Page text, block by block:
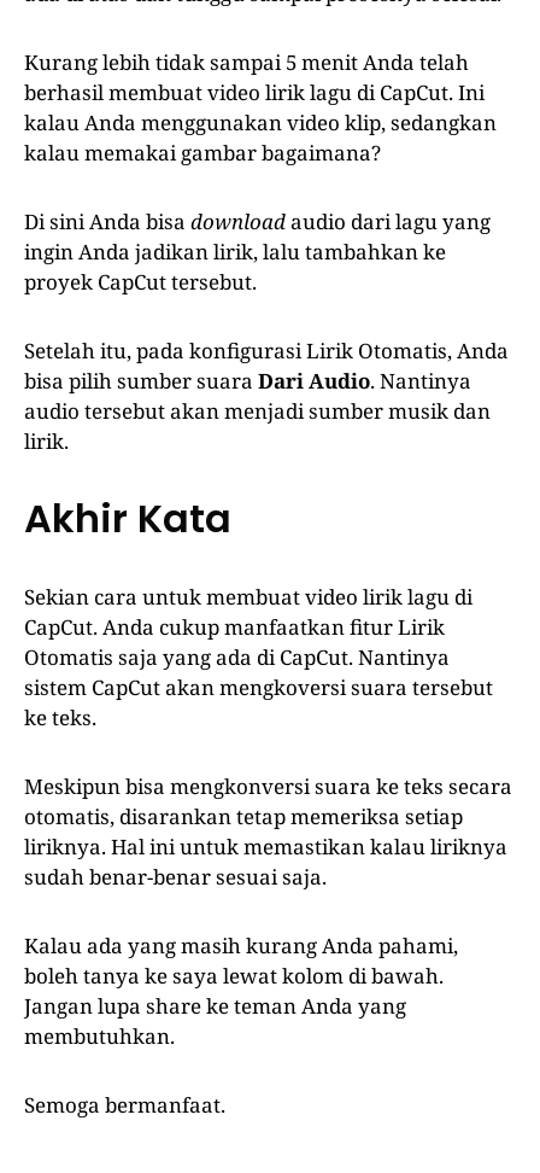
Kurang lebih tidak sampai 5 menit Anda telah
berhasil membuat video lirik lagu di CapCut. Ini
kalau Anda menggunakan video klip, sedangkan
kalau memakai gambar bagaimana?
Di sini Anda bisa downloadaudio dari lagu yang
ingin Anda jadikan lirik, lalu tambahkan ke
proyek CapCut tersebut.
Setelah itu, pada konfigurasi Lirik Otomatis, Anda
bisa pilih sumber suara Dari Audio. Nantinya
audio tersebut akan menjadi sumber musik dan
lirik.
Akhir Kata
Sekian cara untuk membuat video lirik lagu di
CapCut. Anda cukup manfaatkan fitur Lirik
Otomatis saja yang ada di CapCut. Nantinya
sistem CapCut akan mengkoversi suara tersebut
ke teks.
Meskipun bisa mengkonversi suara ke teks secara
otomatis, disarankan tetap memeriksa setiap
liriknya. Hal ini untuk memastikan kalau liriknya
sudah benar-benar sesuai saja.
Kalau ada yang masih kurang Anda pahami,
boleh tanya ke saya lewat kolom di bawah.
Jangan lupa share ke teman Anda yang
membutuhkan.
Semoga bermanfaat.